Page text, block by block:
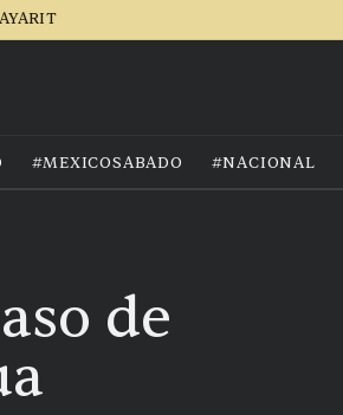
#MEXICOSABADO #NACIONAL
de